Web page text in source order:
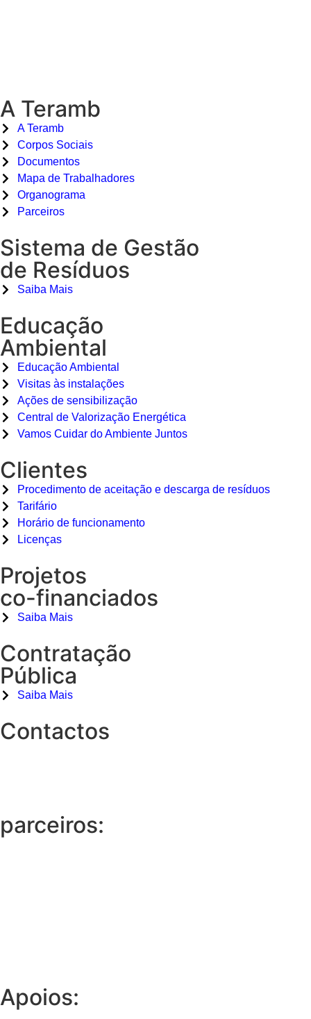
A Teramb
A Teramb
Corpos Sociais
Documentos
Mapa de Trabalhadores
Organograma
Parceiros
Sistema de Gestão
de Resíduos
Saiba Mais
Educação
Ambiental
Educação Ambiental
Visitas às instalações
Ações de sensibilização
Central de Valorização Energética
Vamos Cuidar do Ambiente Juntos
Clientes
Procedimento de aceitação e descarga de resíduos
Tarifário
Horário de funcionamento
Licenças
Projetos
co-financiados
Saiba Mais
Contratação
Pública
Saiba Mais
Contactos
parceiros:
Apoios: